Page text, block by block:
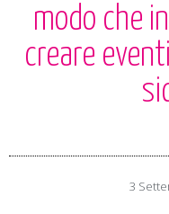
modo che
creare
3